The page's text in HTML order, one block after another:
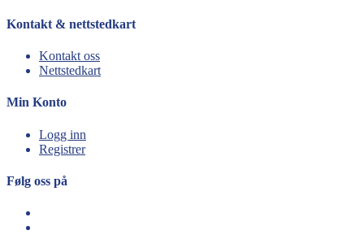
Kontakt & nettstedkart
Kontakt oss
Nettstedkart
Min Konto
Logg inn
Registrer
Følg oss på